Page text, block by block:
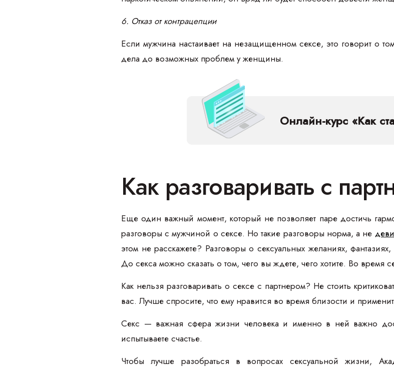
6. Отказ от контрацепции
Если мужчина настаивает на незащищенном сексе, это говорит о
дела до возможных проблем у женщины.
Онлайн-курс «Как
Как разговаривать с
Еще один важный момент, который не позволяет паре достичь
разговоры с мужчиной о сексе. Но такие разговоры норма, а не
этом не расскажете? Разговоры о сексуальных желаниях,
До секса можно сказать о том, чего вы ждете, чего хотите. Во время
Как нельзя разговаривать о сексе с партнером? Не стоить
вас. Лучше спросите, что ему нравится во время близости и
Секс — важная сфера жизни человека и именно в ней важно
испытываете счастье.
Чтобы лучше разобраться в вопросах сексуальной жизни,